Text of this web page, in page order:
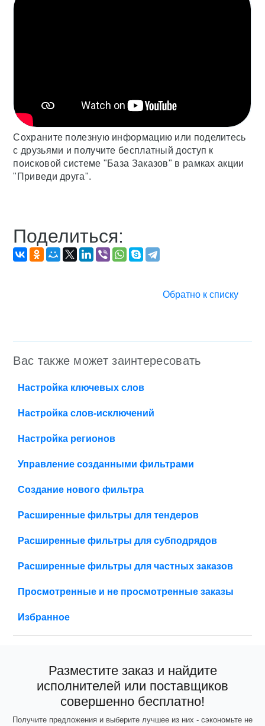
Сохраните полезную информацию или поделитесь
с друзьями и получите бесплатный доступ к
поисковой системе "База Заказов" в рамках акции
"Приведи друга".
Поделиться:
Обратно к списку
Вас также может заинтересовать
Настройка ключевых слов
Настройка слов-исключений
Настройка регионов
Управление созданными фильтрами
Создание нового фильтра
Расширенные фильтры для тендеров
Расширенные фильтры для субподрядов
Расширенные фильтры для частных заказов
Просмотренные и не просмотренные заказы
Избранное
Разместите заказ и найдите
исполнителей или поставщиков
совершенно бесплатно!
Получите предложения и выберите лучшее из них - сэкономьте не